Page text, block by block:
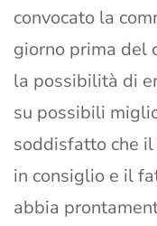
convocato la
giorno prima del
la possibilità di
su possibili
soddisfatto che
in consiglio e il
abbia